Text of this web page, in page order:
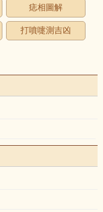
痣相圖解
打噴嚏測吉凶